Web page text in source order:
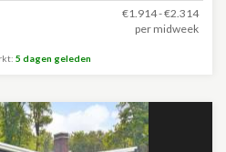
€1.914 - €2.314
per midweek
5 dagen geleden